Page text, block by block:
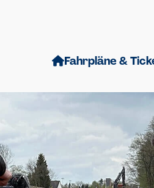
Fahrpläne &